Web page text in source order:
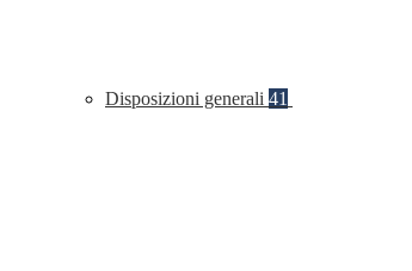
Disposizioni generali 41